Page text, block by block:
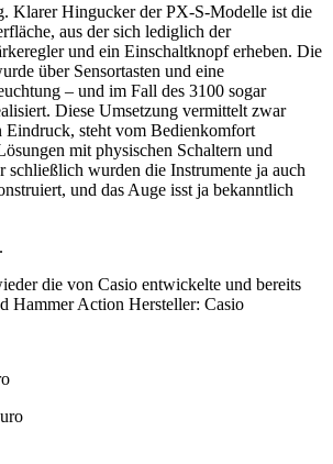
Klarer Hingucker der PX-S-Modelle ist die
aus der sich lediglich der
und ein Einschaltknopf erheben. Die
über Sensortasten und eine
– und im Fall des 3100 sogar
Diese Umsetzung vermittelt zwar
Eindruck, steht vom Bedienkomfort
mit physischen Schaltern und
wurden die Instrumente ja auch
und das Auge isst ja bekanntlich
die von Casio entwickelte und bereits
Hammer Action Hersteller: Casio